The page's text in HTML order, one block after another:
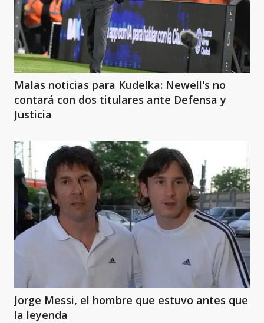
Malas noticias para Kudelka: Newell's no
contará con dos titulares ante Defensa y
Justicia
Jorge Messi, el hombre que estuvo antes que
la leyenda